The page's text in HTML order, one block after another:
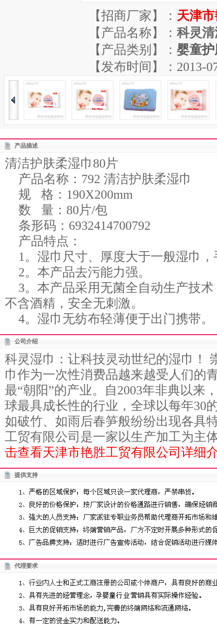
【招商厂家】： 天津
【产品名称】： 科灵
【产品类别】： 婴童
【发布时间】：2013-
产品描述
清洁护肤柔湿巾80片
产品名称：792 清洁护肤柔湿巾
规 格：190X200mm
数 量：80片/包
条形码：6932414700792
产品特点：
1。湿巾尺寸、厚度大于一般湿巾，
2。本产品去污能力强。
3。本产品采用无菌全自动生产技
不含酒精，安全无刺激。
4。湿巾无纺布轻薄便于出门携带。
公司介绍
科灵湿巾：让科技灵动世纪的湿巾！
巾作为一次性消费品越来越受人们的
最“朝阳”的产业。自2003年非典以来
球最具成长性的行业，全球以每年30
如破竹、如雨后春笋般纷纷出现各具
工贸有限公司是一家以生产加工为主
击查看天津市艳胜工贸有限公司详细
提供支持
代理要求